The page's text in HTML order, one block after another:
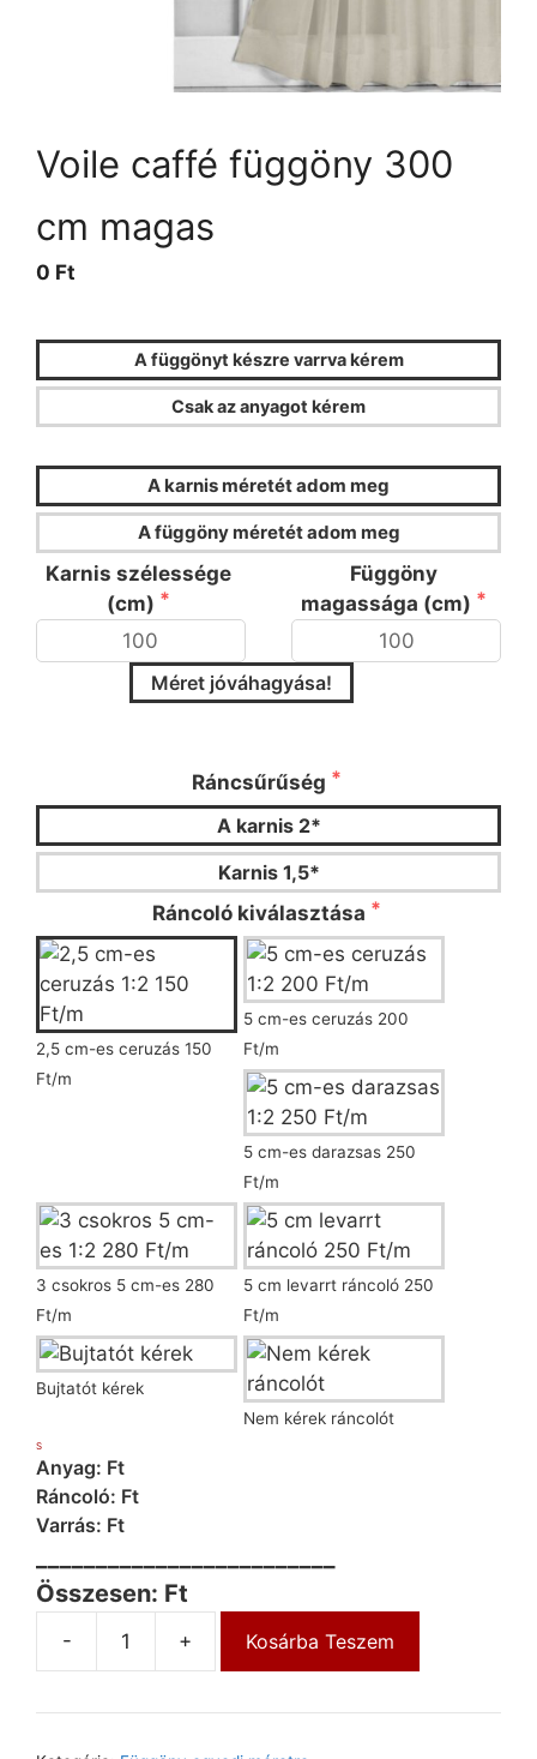
Voile caffé függöny 300
cm magas
0 Ft
A függönyt készre varrva kérem
Csak az anyagot kérem
A karnis méretét adom meg
A függöny méretét adom meg
Karnis szélessége
(cm)
Függöny
magassága (cm)
Méret jóváhagyása!
Ráncsűrűség
A karnis 2*
Karnis 1,5*
Ráncoló kiválasztása
2,5 cm-es ceruzás 150
Ft/m
5 cm-es ceruzás 200
Ft/m
5 cm-es darazsas 250
Ft/m
3 csokros 5 cm-es 280
Ft/m
5 cm levarrt ráncoló 250
Ft/m
Bujtatót kérek
Nem kérek ráncolót
S
Anyag: Ft
Ráncoló: Ft
Varrás: Ft
Összesen: Ft
- + Kosárba Teszem